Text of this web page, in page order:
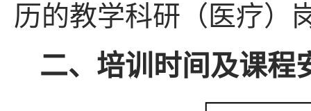
历的教学科研（医疗）
二、培训时间及课程